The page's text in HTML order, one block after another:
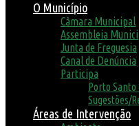
O Município
Câmara Municipal
Assembleia
Junta de Freguesia
Canal de Denúncia
Participa
Porto Santo
Sugestões/
Áreas de Intervenção